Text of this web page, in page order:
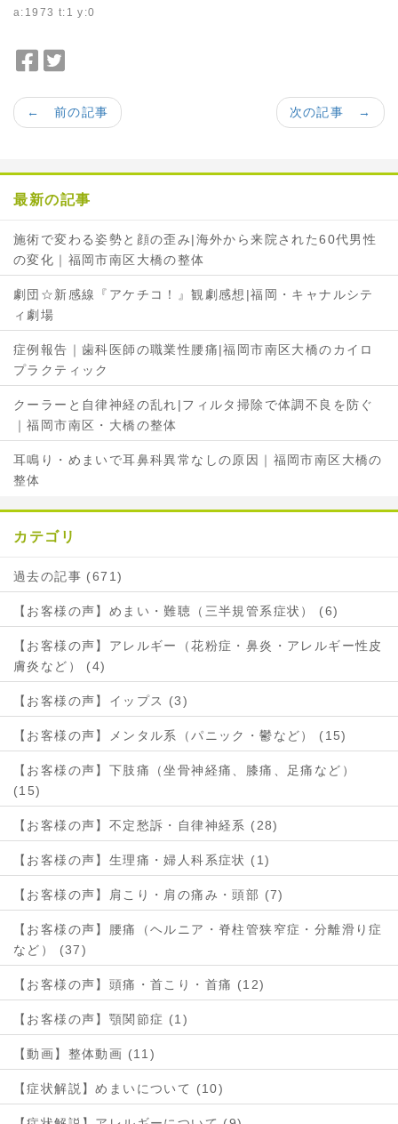
a:1973 t:1 y:0
c
e
o
k
シ
ェ
i
t
r
で
ェ
ア
次の記事 →
← 前の記事
最新の記事
施術で変わる姿勢と顔の歪み|海外から来院された60代男性
の変化｜福岡市南区大橋の整体
劇団☆新感線『アケチコ！』観劇感想|福岡・キャナルシテ
ィ劇場
症例報告｜歯科医師の職業性腰痛|福岡市南区大橋のカイロ
プラクティック
クーラーと自律神経の乱れ|フィルタ掃除で体調不良を防ぐ
｜福岡市南区・大橋の整体
耳鳴り・めまいで耳鼻科異常なしの原因｜福岡市南区大橋の
整体
カテゴリ
過去の記事 (671)
【お客様の声】めまい・難聴（三半規管系症状） (6)
【お客様の声】アレルギー（花粉症・鼻炎・アレルギー性皮
膚炎など） (4)
【お客様の声】イップス (3)
【お客様の声】メンタル系（パニック・鬱など） (15)
【お客様の声】下肢痛（坐骨神経痛、膝痛、足痛など）
(15)
【お客様の声】不定愁訴・自律神経系 (28)
【お客様の声】生理痛・婦人科系症状 (1)
【お客様の声】肩こり・肩の痛み・頭部 (7)
【お客様の声】腰痛（ヘルニア・脊柱管狭窄症・分離滑り症
など） (37)
【お客様の声】頭痛・首こり・首痛 (12)
【お客様の声】顎関節症 (1)
【動画】整体動画 (11)
【症状解説】めまいについて (10)